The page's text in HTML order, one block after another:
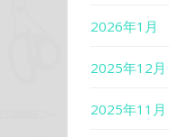
2026年1月
2025年12月
2025年11月